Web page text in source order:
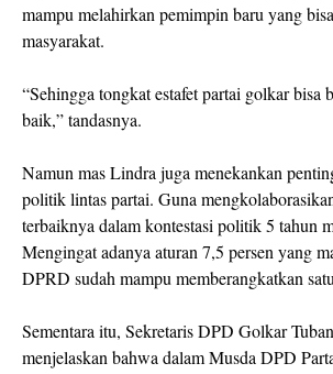
mampu melahirkan pemimpin baru yang
masyarakat.
“Sehingga tongkat estafet partai golkar bisa
baik,” tandasnya.
Namun mas Lindra juga menekankan
politik lintas partai. Guna
terbaiknya dalam kontestasi politik 5 tahun
Mengingat adanya aturan 7,5 persen yang
DPRD sudah mampu memberangkatkan
Sementara itu, Sekretaris DPD Golkar
menjelaskan bahwa dalam Musda DPD